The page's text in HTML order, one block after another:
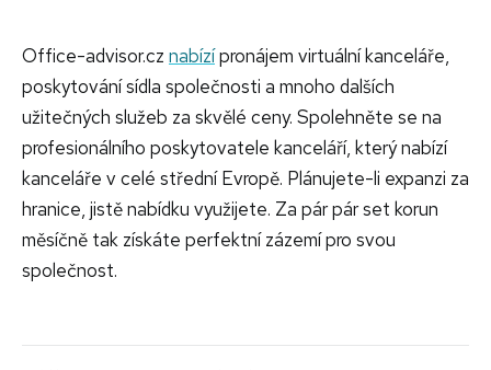
Office-advisor.cz nabízípronájem virtuální kanceláře,
poskytování sídla společnosti a mnoho dalších
užitečných služeb za skvělé ceny. Spolehněte se na
profesionálního poskytovatele kanceláří, který nabízí
kanceláře v celé střední Evropě. Plánujete-li expanzi za
hranice, jistě nabídku využijete. Za pár pár set korun
měsíčně tak získáte perfektní zázemí pro svou
společnost.